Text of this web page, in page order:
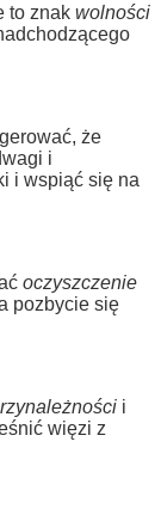
to znak wolności
że
i
i wspiąć się na
oczyszczenie
pozbycie się
i
więzi z